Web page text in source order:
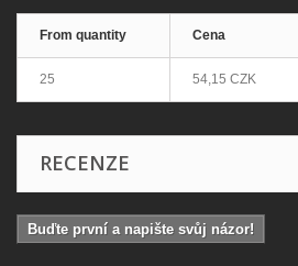
From quantity Cena
25 54,15 CZK
RECENZE
Buďte první a napište svůj názor!